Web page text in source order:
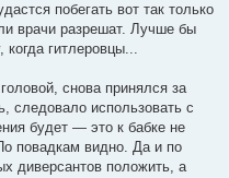
побегать вот так только
врачи разрешат. Лучше бы
гитлеровцы...
снова принялся за
следовало использовать с
будет — это к бабке не
повадкам видно. Да и по
диверсантов положить, а